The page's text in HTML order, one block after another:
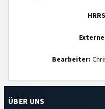
Bearbeiter:
ÜBER UNS